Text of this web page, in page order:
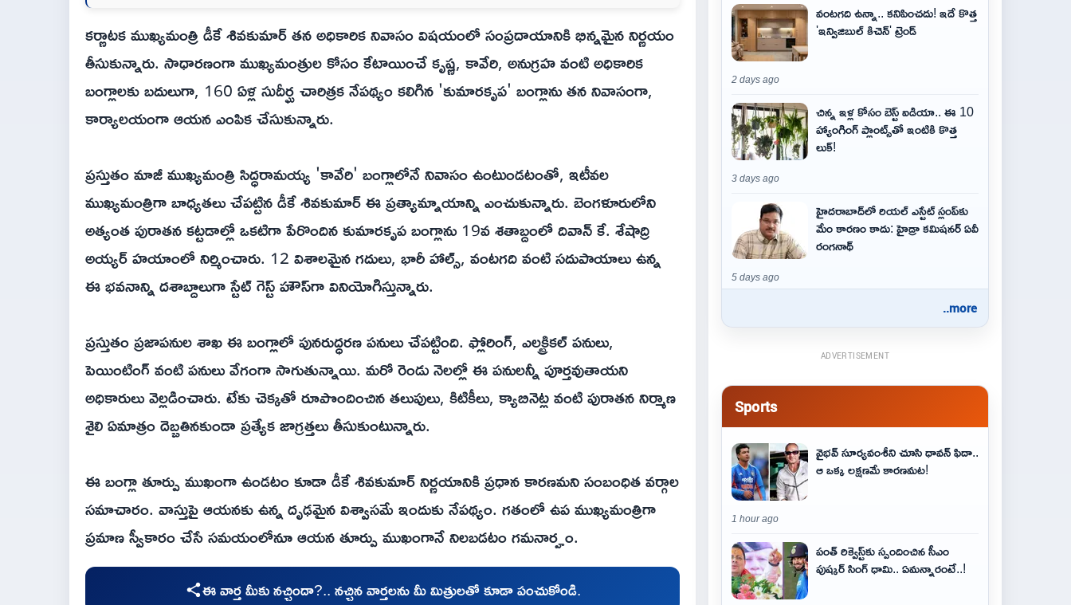
కర్ణాటక ముఖ్యమంత్రి డీకే శివకుమార్ తన అధికారిక నివాసం విషయంలో సంప్రదాయానికి భిన్నమైన నిర్ణయం
తీసుకున్నారు. సాధారణంగా ముఖ్యమంత్రుల కోసం కేటాయించే కృష్ణ, కావేరి, అనుగ్రహ వంటి అధికారిక
బంగ్లాలకు బదులుగా, 160 ఏళ్ల సుదీర్ఘ చారిత్రక నేపథ్యం కలిగిన 'కుమారకృప' బంగ్లాను తన నివాసంగా,
కార్యాలయంగా ఆయన ఎంపిక చేసుకున్నారు.
ప్రస్తుతం మాజీ ముఖ్యమంత్రి సిద్ధరామయ్య 'కావేరి' బంగ్లాలోనే నివాసం ఉంటుండటంతో, ఇటీవల
ముఖ్యమంత్రిగా బాధ్యతలు చేపట్టిన డీకే శివకుమార్ ఈ ప్రత్యామ్నాయాన్ని ఎంచుకున్నారు. బెంగళూరులోని
అత్యంత పురాతన కట్టడాల్లో ఒకటిగా పేరొందిన కుమారకృప బంగ్లాను 19వ శతాబ్దంలో దివాన్ కే. శేషాద్రి
అయ్యర్ హయాంలో నిర్మించారు. 12 విశాలమైన గదులు, భారీ హాల్స్, వంటగది వంటి సదుపాయాలు ఉన్న
ఈ భవనాన్ని దశాబ్దాలుగా స్టేట్ గెస్ట్ హౌస్‌గా వినియోగిస్తున్నారు.
ప్రస్తుతం ప్రజాపనుల శాఖ ఈ బంగ్లాలో పునరుద్ధరణ పనులు చేపట్టింది. ఫ్లోరింగ్, ఎలక్ట్రికల్ పనులు,
పెయింటింగ్ వంటి పనులు వేగంగా సాగుతున్నాయి. మరో రెండు నెలల్లో ఈ పనులన్నీ పూర్తవుతాయని
అధికారులు వెల్లడించారు. టేకు చెక్కతో రూపొందించిన తలుపులు, కిటికీలు, క్యాబినెట్ల వంటి పురాతన నిర్మాణ
శైలి ఏమాత్రం దెబ్బతినకుండా ప్రత్యేక జాగ్రత్తలు తీసుకుంటున్నారు.
ఈ బంగ్లా తూర్పు ముఖంగా ఉండటం కూడా డీకే శివకుమార్ నిర్ణయానికి ప్రధాన కారణమని సంబంధిత వర్గాల
సమాచారం. వాస్తుపై ఆయనకు ఉన్న దృఢమైన విశ్వాసమే ఇందుకు నేపథ్యం. గతంలో ఉప ముఖ్యమంత్రిగా
ప్రమాణ స్వీకారం చేసే సమయంలోనూ ఆయన తూర్పు ముఖంగానే నిలబడటం గమనార్హం.
ఈ వార్త మీకు నచ్చిందా?.. నచ్చిన వార్తలను మీ మిత్రులతో కూడా పంచుకోండి.
వంటగది ఉన్నా.. కనిపించదు! ఇదే కొత్త
'ఇన్విజిబుల్ కిచెన్' ట్రెండ్
2 days ago
చిన్న ఇళ్ల కోసం బెస్ట్ ఐడియా.. ఈ 10
హ్యాంగింగ్ ప్లాంట్స్‌తో ఇంటికి కొత్త
లుక్!
3 days ago
హైదరాబాద్‌లో రియల్ ఎస్టేట్ స్లంప్‌కు
మేం కారణం కాదు: హైడ్రా కమిషనర్ ఏవీ
రంగనాథ్
5 days ago
..more
ADVERTISEMENT
Sports
వైభవ్‌ సూర్యవంశీని చూసి ధావన్‌ ఫిదా..
ఆ ఒక్క లక్షణమే కారణమట!
1 hour ago
పంత్ రిక్వెస్ట్‌కు స్పందించిన సీఎం
పుష్కర్ సింగ్ ధామి.. ఏమ‌న్నారంటే..!